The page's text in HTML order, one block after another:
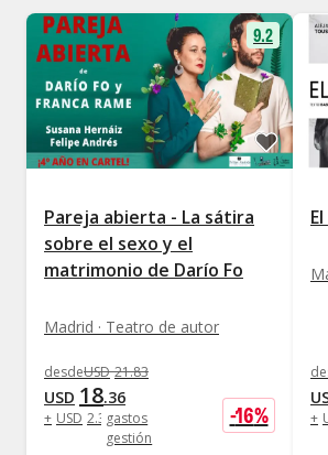
9.2
Pareja abierta - La sátira
sobre el sexo y el
matrimonio de Darío Fo
Madrid · Teatro de autor
desdeUSD 21.83
USD 18.36
+ USD 2.31gastos
gestión
-16% +